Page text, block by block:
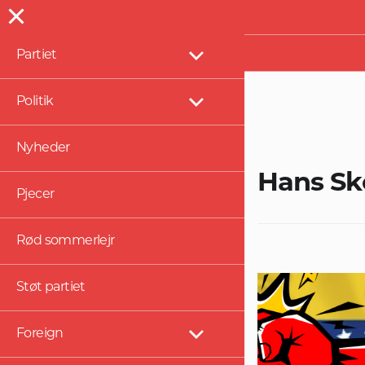
Partiet
Vis
undermenu
Politik
Vis
undermenu
Nyheder
Pjecer
Rød sommerlejr
Støt partiet
Foreign
Vis
undermenu
Hans